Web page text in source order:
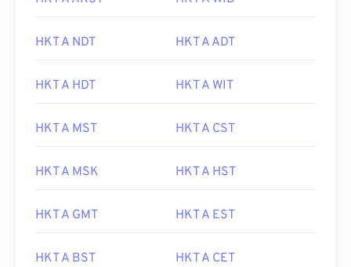
HKT A NDT HKT A ADT
HKT A HDT HKT A WIT
HKT A MST HKT A CST
HKT A MSK HKT A HST
HKT A GMT HKT A EST
HKT A BST HKT A CET